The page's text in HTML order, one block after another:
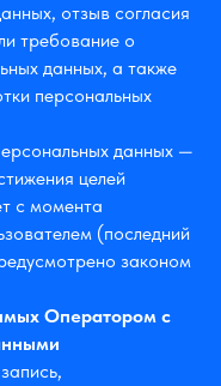
отзыв согласия
требование о
данных, а также
персональных
данных —
целей
с момента
(последний
законом
Оператором с